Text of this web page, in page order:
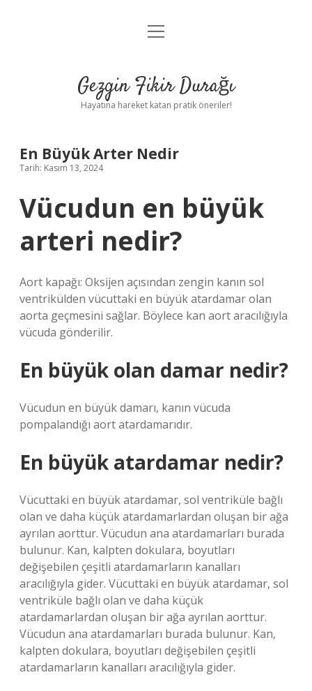
Anasayfa
Yasal Uyarı
menüyü
Gezgin Fikir Durağı
Hayatına hareket katan pratik öneriler!
En Büyük Arter Nedir
Tarih: Kasım 13, 2024
Vücudun en büyük
arteri nedir?
Aort kapağı: Oksijen açısından zengin kanın sol
ventrikülden vücuttaki en büyük atardamar olan
aorta geçmesini sağlar. Böylece kan aort aracılığıyla
vücuda gönderilir.
En büyük olan damar nedir?
Vücudun en büyük damarı, kanın vücuda
pompalandığı aort atardamarıdır.
En büyük atardamar nedir?
Vücuttaki en büyük atardamar, sol ventriküle bağlı
olan ve daha küçük atardamarlardan oluşan bir ağa
ayrılan aorttur. Vücudun ana atardamarları burada
bulunur. Kan, kalpten dokulara, boyutları
değişebilen çeşitli atardamarların kanalları
aracılığıyla gider. Vücuttaki en büyük atardamar, sol
ventriküle bağlı olan ve daha küçük
atardamarlardan oluşan bir ağa ayrılan aorttur.
Vücudun ana atardamarları burada bulunur. Kan,
kalpten dokulara, boyutları değişebilen çeşitli
atardamarların kanalları aracılığıyla gider.